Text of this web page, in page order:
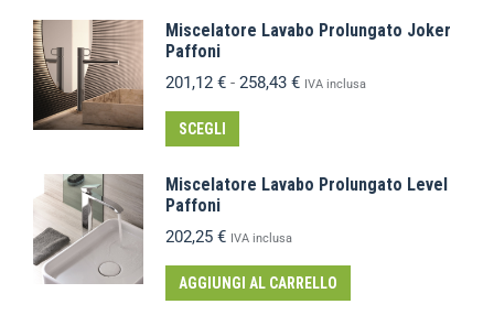
Miscelatore Lavabo Prolungato Joker
Paffoni
201,12 € - 258,43 € IVA inclusa
SCEGLI
Miscelatore Lavabo Prolungato Level
Paffoni
202,25 € IVA inclusa
AGGIUNGI AL CARRELLO